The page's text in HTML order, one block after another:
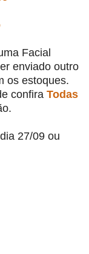
Facial
enviado outro
os estoques.
confira Todas
27/09 ou